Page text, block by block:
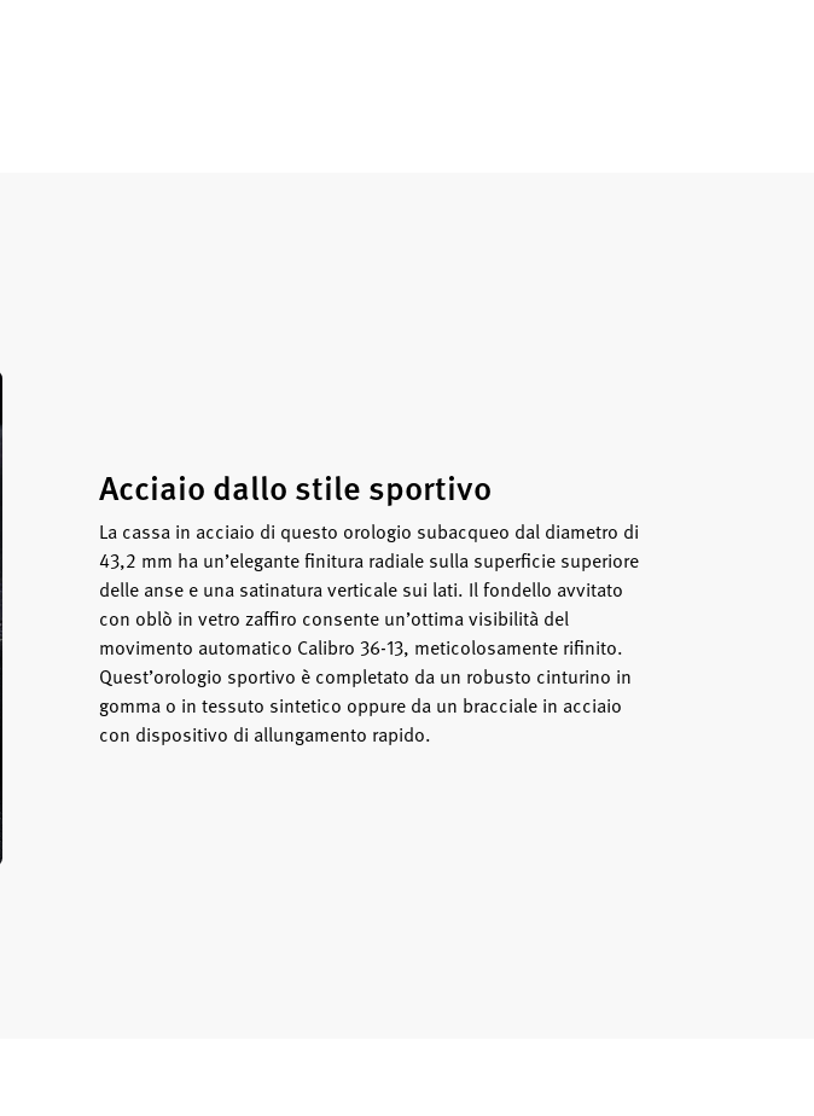
Acciaio dallo stile sportivo
La cassa in acciaio di questo orologio subacqueo dal diametro di
43,2 mm ha un’elegante finitura radiale sulla superficie superiore
delle anse e una satinatura verticale sui lati. Il fondello avvitato
con oblò in vetro zaffiro consente un’ottima visibilità del
movimento automatico Calibro 36-13, meticolosamente rifinito.
Quest’orologio sportivo è completato da un robusto cinturino in
gomma o in tessuto sintetico oppure da un bracciale in acciaio
con dispositivo di allungamento rapido.